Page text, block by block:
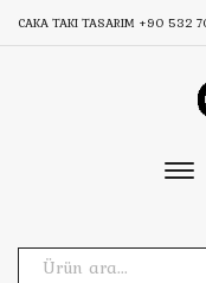
CAKA TAKI TASARIM +90 532